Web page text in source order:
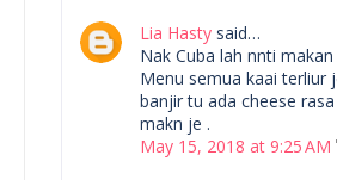
Lia Hasty said…
Nak Cuba lah nnti
Menu semua kaai terliur
banjir tu ada cheese
makn je .
May 15, 2018 at 9:25 AM